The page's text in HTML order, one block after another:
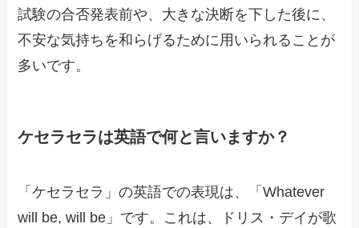
試験の合否発表前や、大きな決断を下した後に、
不安な気持ちを和らげるために用いられることが
多いです。
ケセラセラは英語で何と言いますか？
「ケセラセラ」の英語での表現は、「Whatever
will be, will be」です。これは、ドリス・デイが歌